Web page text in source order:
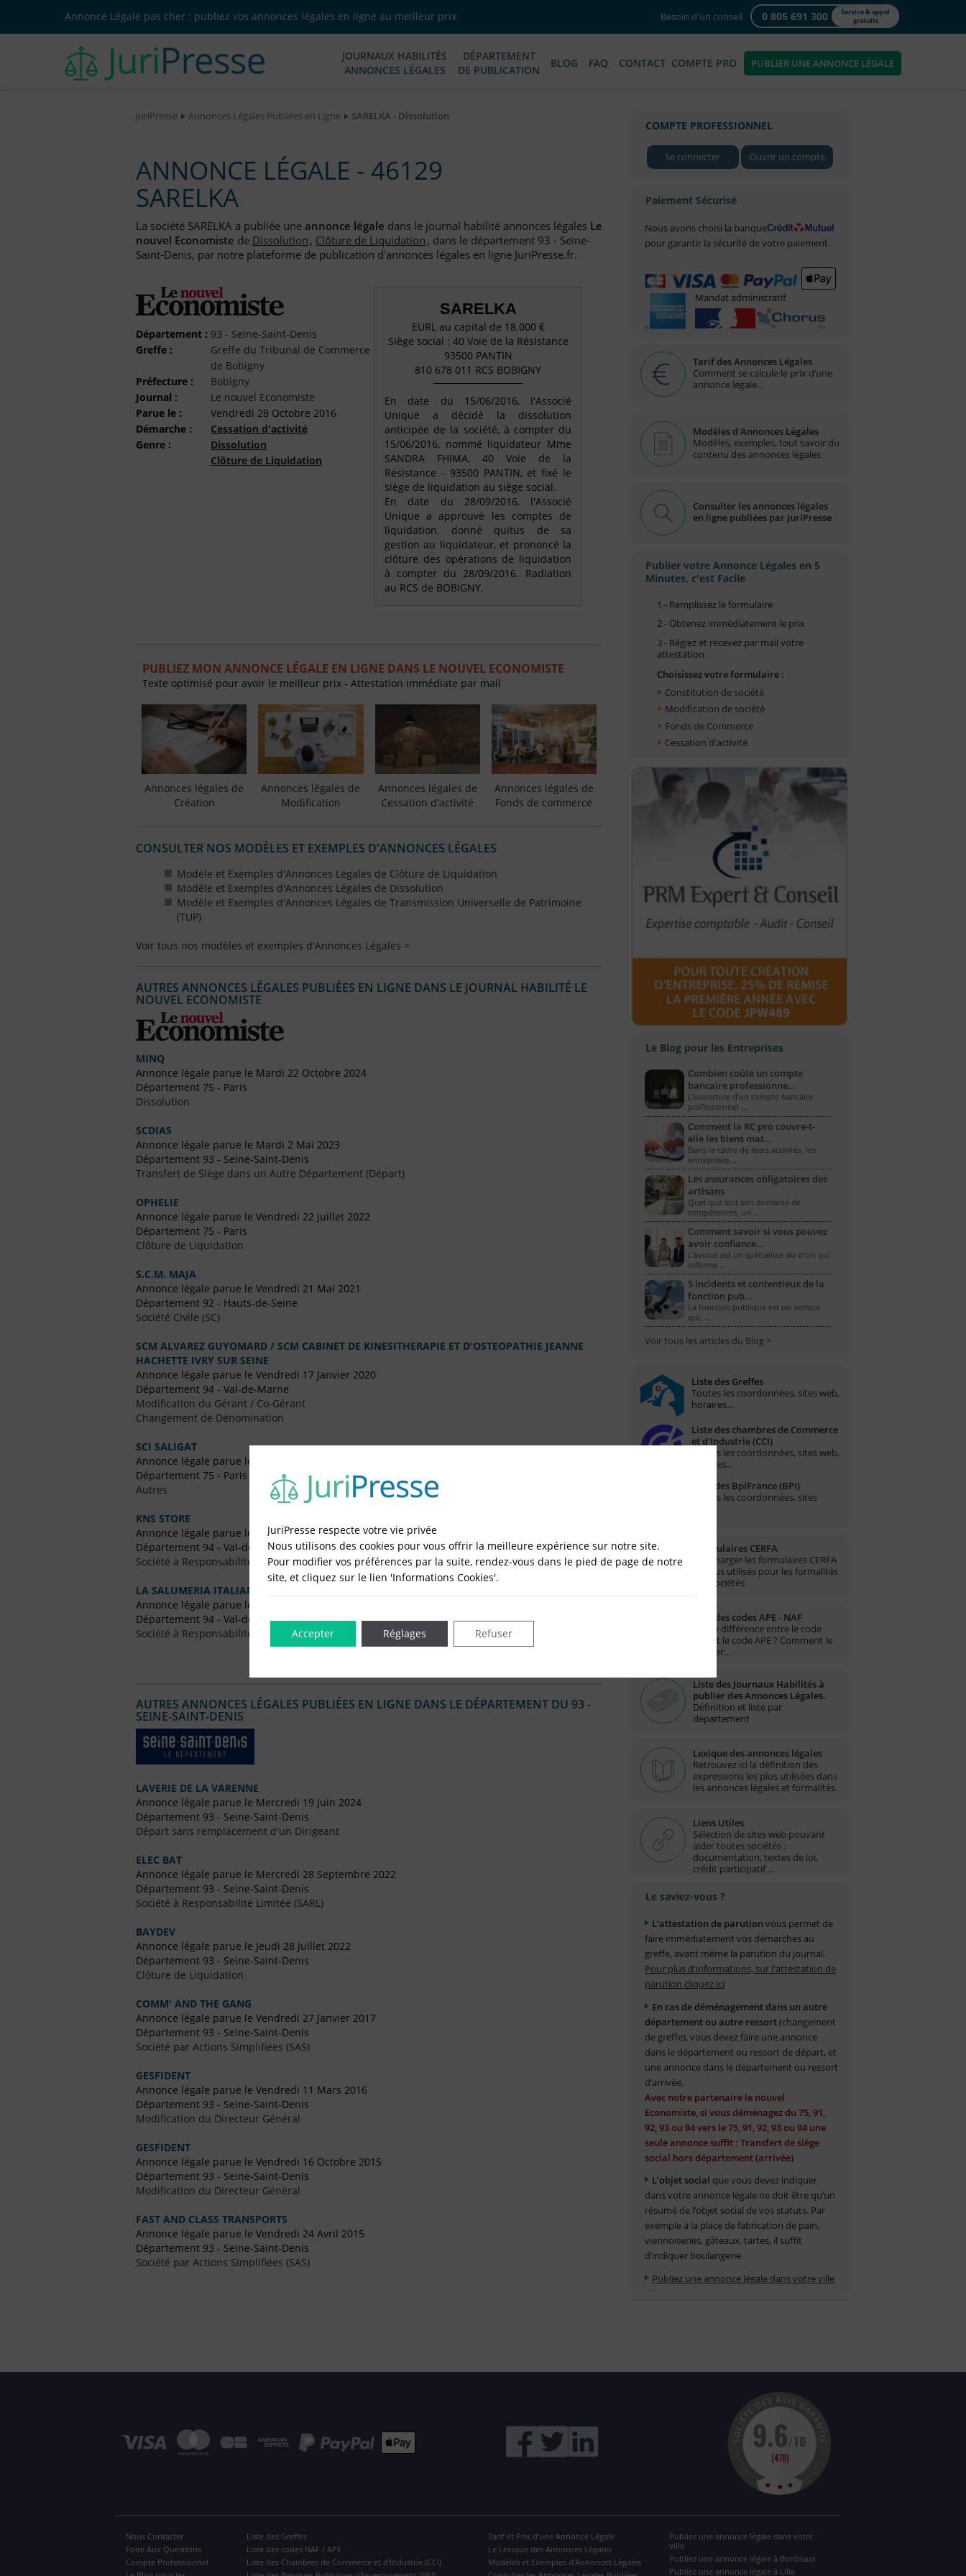
Annonce Légale pas cher : publiez vos annonces légales en ligne au meilleur prix Besoin d'un conseil 0 805 691 300
Service & appel
gratuits
JOURNAUX HABILITÉS
ANNONCES LÉGALES
DÉPARTEMENT
DE PUBLICATION
BLOG FAQ CONTACT COMPTE PRO PUBLIER UNE ANNONCE LÉGALE
JuriPresse Annonces Légales Publiées en Ligne SARELKA - Dissolution
ANNONCE LÉGALE - 46129
SARELKA
La société SARELKA a publiée une annonce légale dans le journal habilité annonces légales Le
nouvel Economiste de Dissolution, Clôture de Liquidation, dans le département 93 - Seine-
Saint-Denis, par notre plateforme de publication d'annonces légales en ligne JuriPresse.fr.
Département : 93 - Seine-Saint-Denis
Greffe :
Greffe du Tribunal de Commerce
de Bobigny
Préfecture :
Bobigny
Journal :
Le nouvel Economiste
Parue le :
Vendredi 28 Octobre 2016
Démarche :
Cessation d'activité
Genre :
Dissolution
Clôture de Liquidation
SARELKA
EURL au capital de 18.000 €
Siège social : 40 Voie de la Résistance
93500 PANTIN
810 678 011 RCS BOBIGNY
En date du 15/06/2016, l'Associé
Unique a décidé la dissolution
anticipée de la société, à compter du
15/06/2016, nommé liquidateur Mme
SANDRA FHIMA, 40 Voie de la
Résistance - 93500 PANTIN, et fixé le
siège de liquidation au siège social.
En date du 28/09/2016, l'Associé
Unique a approuvé les comptes de
liquidation, donné quitus de sa
gestion au liquidateur, et prononcé la
clôture des opérations de liquidation
à compter du 28/09/2016. Radiation
au RCS de BOBIGNY.
PUBLIEZ MON ANNONCE LÉGALE EN LIGNE DANS LE NOUVEL ECONOMISTE
Texte optimisé pour avoir le meilleur prix - Attestation immédiate par mail
Annonces légales de
Création
Annonces légales de
Modification
Annonces légales de
Cessation d'activité
Annonces légales de
Fonds de commerce
CONSULTER NOS MODÈLES ET EXEMPLES D'ANNONCES LÉGALES
Modèle et Exemples d'Annonces Légales de Clôture de Liquidation
Modèle et Exemples d'Annonces Légales de Dissolution
Modèle et Exemples d'Annonces Légales de Transmission Universelle de Patrimoine
(TUP)
Voir tous nos modèles et exemples d'Annonces Légales >
AUTRES ANNONCES LÉGALES PUBLIÉES EN LIGNE DANS LE JOURNAL HABILITÉ LE
NOUVEL ECONOMISTE
MINQ
Annonce légale parue le Mardi 22 Octobre 2024
Département 75 - Paris
Dissolution
SCDIAS
Annonce légale parue le Mardi 2 Mai 2023
Département 93 - Seine-Saint-Denis
Transfert de Siège dans un Autre Département (Départ)
OPHELIE
Annonce légale parue le Vendredi 22 Juillet 2022
Département 75 - Paris
Clôture de Liquidation
S.C.M. MAJA
Annonce légale parue le Vendredi 21 Mai 2021
Département 92 - Hauts-de-Seine
Société Civile (SC)
SCM ALVAREZ GUYOMARD / SCM CABINET DE KINESITHERAPIE ET D'OSTEOPATHIE JEANNE
HACHETTE IVRY SUR SEINE
Annonce légale parue le Vendredi 17 Janvier 2020
Département 94 - Val-de-Marne
Modification du Gérant / Co-Gérant
Changement de Dénomination
SCI SALIGAT
Annonce légale parue le Vendredi 12 Juillet 2019
Département 75 - Paris
Autres
KNS STORE
Annonce légale parue le Vendredi 23 Novembre 2018
Département 94 - Val-de-Marne
Société à Responsabilité Limitée (SARL)
LA SALUMERIA ITALIANA
Annonce légale parue le Vendredi 14 Avril 2017
Département 94 - Val-de-Marne
Société à Responsabilité Limitée (SARL)
AUTRES ANNONCES LÉGALES PUBLIÉES EN LIGNE DANS LE DÉPARTEMENT DU 93 -
SEINE-SAINT-DENIS
LAVERIE DE LA VARENNE
Annonce légale parue le Mercredi 19 Juin 2024
Département 93 - Seine-Saint-Denis
Départ sans remplacement d'un Dirigeant
ELEC BAT
Annonce légale parue le Mercredi 28 Septembre 2022
Département 93 - Seine-Saint-Denis
Société à Responsabilité Limitée (SARL)
BAYDEV
Annonce légale parue le Jeudi 28 Juillet 2022
Département 93 - Seine-Saint-Denis
Clôture de Liquidation
COMM' AND THE GANG
Annonce légale parue le Vendredi 27 Janvier 2017
Département 93 - Seine-Saint-Denis
Société par Actions Simplifiées (SAS)
GESFIDENT
Annonce légale parue le Vendredi 11 Mars 2016
Département 93 - Seine-Saint-Denis
Modification du Directeur Général
GESFIDENT
Annonce légale parue le Vendredi 16 Octobre 2015
Département 93 - Seine-Saint-Denis
Modification du Directeur Général
FAST AND CLASS TRANSPORTS
Annonce légale parue le Vendredi 24 Avril 2015
Département 93 - Seine-Saint-Denis
Société par Actions Simplifiées (SAS)
COMPTE PROFESSIONNEL
Se connecter Ouvrir un compte
Paiement Sécurisé
Nous avons choisi la banque
pour garantir la sécurité de votre paiement.
Mandat administratif
Tarif des Annonces Légales
Comment se calcule le prix d’une
annonce légale...
Modèles d'Annonces Légales
Modèles, exemples, tout savoir du
contenu des annonces légales
Consulter les annonces légales
en ligne publiées par JuriPresse
Publier votre Annonce Légales en 5
Minutes, c'est Facile
1 - Remplissez le formulaire
2 - Obtenez immédiatement le prix
3 - Réglez et recevez par mail votre
attestation
Choisissez votre formulaire :
Constitution de société
Modification de société
Fonds de Commerce
Cessation d'activité
Le Blog pour les Entreprises
Combien coûte un compte
bancaire professionne…
L’ouverture d’un compte bancaire
professionnel …
Comment la RC pro couvre-t-
elle les biens mat…
Dans le cadre de leurs activités, les
entreprises …
Les assurances obligatoires des
artisans
Quel que soit son domaine de
compétences, un …
Comment savoir si vous pouvez
avoir confiance…
L'avocat est un spécialiste du droit qui
informe …
5 incidents et contentieux de la
fonction pub…
La fonction publique est un secteur
qui, …
Voir tous les articles du Blog >
Liste des Greffes
Toutes les coordonnées, sites web,
horaires...
Liste des chambres de Commerce
et d'Industrie (CCI)
Toutes les coordonnées, sites web,
horaires...
Liste des BpiFrance (BPI)
Toutes les coordonnées, sites
Formulaires CERFA
Télécharger les formulaires CERFA
les plus utilisés pour les formalités
des sociétés
Liste des codes APE - NAF
Quelle différence entre le code
NAF et le code APE ? Comment le
trouver…
Liste des Journaux Habilités à
publier des Annonces Légales.
Définition et liste par
département
Lexique des annonces légales
Retrouvez ici la définition des
expressions les plus utilisées dans
les annonces légales et formalités.
Liens Utiles
Sélection de sites web pouvant
aider toutes sociétés :
documentation, textes de loi,
crédit participatif ...
Le saviez-vous ?
L'attestation de parution vous permet de
faire immédiatement vos démarches au
greffe, avant même la parution du journal.
Pour plus d'informations, sur l'attestation de
parution cliquez ici
En cas de déménagement dans un autre
département ou autre ressort(changement
de greffe), vous devez faire une annonce
dans le département ou ressort de départ, et
une annonce dans le département ou ressort
d’arrivée.
Avec notre partenaire le nouvel
Economiste, si vous déménagez du 75, 91,
92, 93 ou 94 vers le 75, 91, 92, 93 ou 94 une
seule annonce suffit : Transfert de siège
social hors département (arrivée)
L’objet social que vous devez indiquer
dans votre annonce légale ne doit être qu’un
résumé de l’objet social de vos statuts. Par
exemple à la place de fabrication de pain,
viennoiseries, gâteaux, tartes, il suffit
d’indiquer boulangerie
Publiez une annonce légale dans votre ville
Nous Contacter
Foire Aux Questions
Compte Professionnel
Liste des Greffes
Liste des codes NAF / APE
Liste des Chambres de Commerce et d'Industrie (CCI)
Tarif et Prix d'une Annonce Légale
Le Lexique des Annonces Légales
Modèles et Exemples d'Annonces Légales
Publiez une annonce légale dans votre
ville
Publiez une annonce légale à Bordeaux
Publiez une annonce légale à Lille
JuriPresse respecte votre vie privée
Nous utilisons des cookies pour vous offrir la meilleure expérience sur notre site.
Pour modifier vos préférences par la suite, rendez-vous dans le pied de page de notre
site, et cliquez sur le lien 'Informations Cookies'.
Accepter Refuser
Réglages